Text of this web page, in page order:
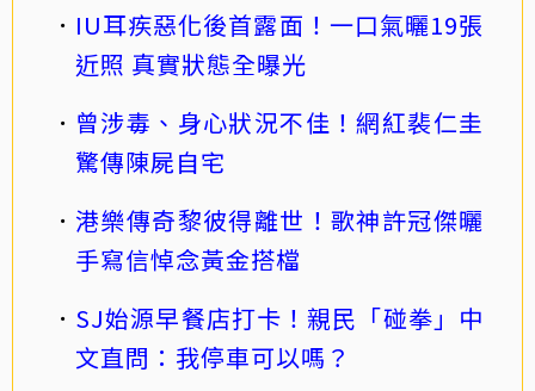
IU耳疾惡化後首露面！一口氣曬19張
近照 真實狀態全曝光
曾涉毒、身心狀況不佳！網紅裴仁圭
驚傳陳屍自宅
港樂傳奇黎彼得離世！歌神許冠傑曬
手寫信悼念黃金搭檔
SJ始源早餐店打卡！親民「碰拳」中
文直問：我停車可以嗎？